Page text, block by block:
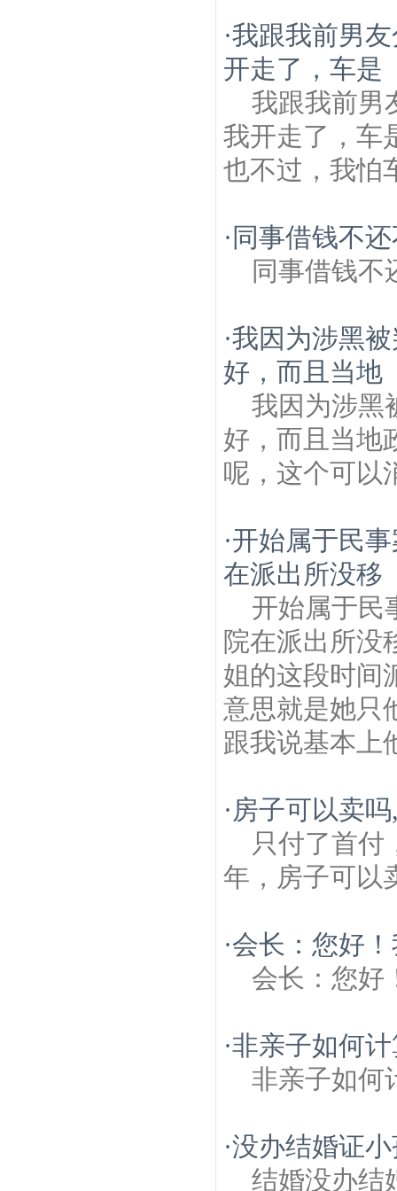
·我跟我前男
开走了，车是
我跟我前男
我开走了，车
也不过，我怕
· 同事借钱不
同事借钱不
·我因为涉黑
好，而且当地
我因为涉黑
好，而且当地
呢，这个可以
·开始属于民
在派出所没移
开始属于民
院在派出所没
姐的这段时间
意思就是她只
跟我说基本上
· 房子可以卖
只付了首付
年，房子可以
·会长：您好
会长：您好
·非亲子如何
非亲子如何
·没办结婚证
结婚没办结